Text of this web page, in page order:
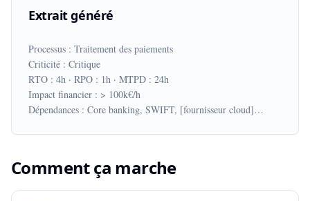
Extrait généré
Processus : Traitement des paiements
Criticité : Critique
RTO : 4h · RPO : 1h · MTPD : 24h
Impact financier : > 100k€/h
Dépendances : Core banking, SWIFT, [fournisseur cloud]…
Comment ça marche